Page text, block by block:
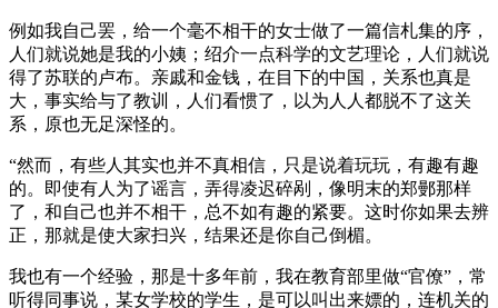
例如我自己罢，给一个毫不相干的女士做了一篇信札集的序，
人们就说她是我的小姨；绍介一点科学的文艺理论，人们就说
得了苏联的卢布。亲戚和金钱，在目下的中国，关系也真是
大，事实给与了教训，人们看惯了，以为人人都脱不了这关
系，原也无足深怪的。
“然而，有些人其实也并不真相信，只是说着玩玩，有趣有趣
的。即使有人为了谣言，弄得凌迟碎剐，像明末的郑鄤那样
了，和自己也并不相干，总不如有趣的紧要。这时你如果去辨
正，那就是使大家扫兴，结果还是你自己倒楣。
我也有一个经验，那是十多年前，我在教育部里做“官僚”，常
听得同事说，某女学校的学生，是可以叫出来嫖的，连机关的